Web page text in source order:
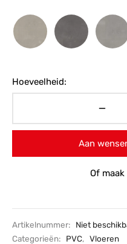
Hoeveelheid:
Aan
Of
Artikelnummer:
Niet
Categorieën:
PVC, Vloeren